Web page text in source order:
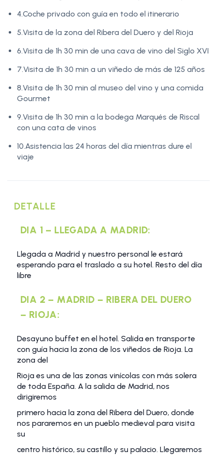
4.Coche privado con guía en todo el itinerario
5.Visita de la zona del Ribera del Duero y del Rioja
6.Visita de 1h 30 min de una cava de vino del Siglo XVI
7.Visita de 1h 30 min a un viñedo de más de 125 años
8.Visita de 1h 30 min al museo del vino y una comida
Gourmet
9.Visita de 1h 30 min a la bodega Marqués de Riscal
con una cata de vinos
10.Asistencia las 24 horas del día mientras dure el
viaje
DETALLE
DIA 1 – LLEGADA A MADRID:
Llegada a Madrid y nuestro personal le estará
esperando para el traslado a su hotel. Resto del día
libre
DIA 2 – MADRID – RIBERA DEL DUERO
– RIOJA:
Desayuno buffet en el hotel. Salida en transporte
con guía hacia la zona de los viñedos de Rioja. La
zona del
Rioja es una de las zonas vinícolas con más solera
de toda España. A la salida de Madrid, nos
dirigiremos
primero hacia la zona del Ribera del Duero, donde
nos pararemos en un pueblo medieval para visita
su
centro histórico, su castillo y su palacio. Llegaremos